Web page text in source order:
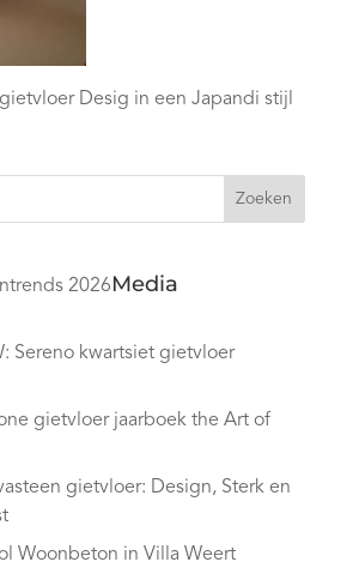
Desig in een Japandi stijl
Zoeken
2026
Sereno kwartsiet gietvloer
gietvloer jaarboek the Art of
gietvloer: Design, Sterk en
Woonbeton in Villa Weert
Media